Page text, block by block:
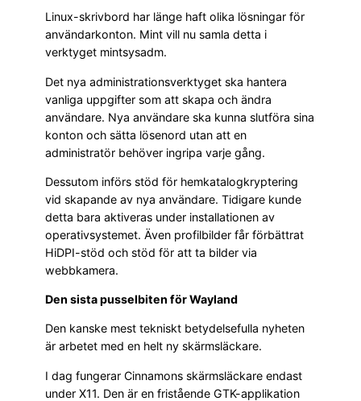
Linux-skrivbord har länge haft olika lösningar för
användarkonton. Mint vill nu samla detta i
verktyget mintsysadm.
Det nya administrationsverktyget ska hantera
vanliga uppgifter som att skapa och ändra
användare. Nya användare ska kunna slutföra sina
konton och sätta lösenord utan att en
administratör behöver ingripa varje gång.
Dessutom införs stöd för hemkatalogkryptering
vid skapande av nya användare. Tidigare kunde
detta bara aktiveras under installationen av
operativsystemet. Även profilbilder får förbättrat
HiDPI-stöd och stöd för att ta bilder via
webbkamera.
Den sista pusselbiten för Wayland
Den kanske mest tekniskt betydelsefulla nyheten
är arbetet med en helt ny skärmsläckare.
I dag fungerar Cinnamons skärmsläckare endast
under X11. Den är en fristående GTK-applikation